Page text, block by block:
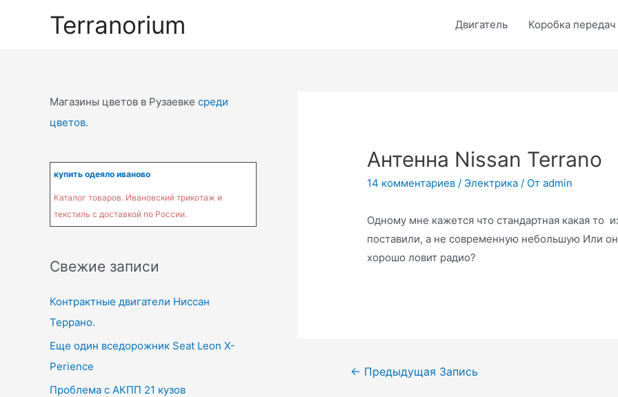
Terranorium Двигатель Коробка передач
Магазины цветов в Рузаевке среди
цветов.
купить одеяло иваново
Каталог товаров. Ивановский трикотаж и
текстиль с доставкой по России.
Свежие записи
Контрактные двигатели Ниссан
Террано.
Еще один вседорожник Seat Leon X-
Perience
Проблема с АКПП 21 кузов
Антенна Nissan Terrano
14 комментариев / Электрика / От admin
Одному мне кажется что стандартная какая то
поставили, а не современную небольшую Или
хорошо ловит радио?
Навигация
← Предыдущая Запись